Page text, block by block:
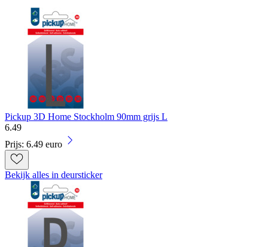
Pickup 3D Home Stockholm 90mm grijs L
6.49
Prijs: 6.49 euro
Bekijk alles in deursticker